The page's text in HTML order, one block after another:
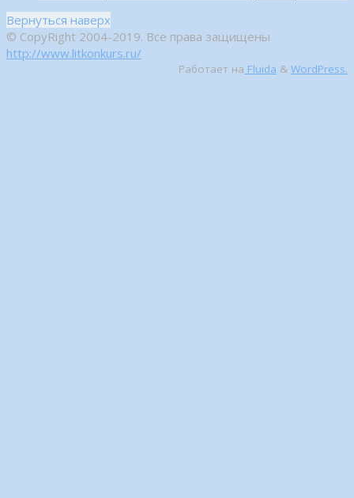
Вернуться наверх
© CopyRight 2004-2019. Все права защищены
http://www.litkonkurs.ru/
Работает на Fluida & WordPress.